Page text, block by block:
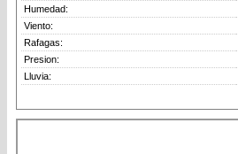
Humedad:
Viento:
Rafagas:
Presion:
Lluvia: